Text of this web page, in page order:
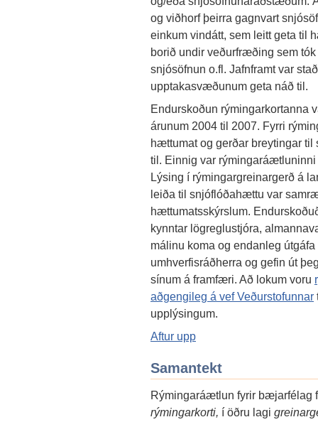
og viðhorf þeirra gagnvart
einkum vindátt, sem leitt geta til
borið undir veðurfræðing sem
snjósöfnun o.fl. Jafnframt var
upptakasvæðunum geta náð til.
Endurskoðun rýmingarkortanna
árunum 2004 til 2007. Fyrri
hættumat og gerðar breytingar
til. Einnig var rýmingaráætluninni
Lýsing í rýmingargreinargerð á
leiða til snjóflóðahættu var
hættumatsskýrslum.
kynntar lögreglustjóra,
málinu koma og endanleg
umhverfisráðherra og gefin út
sínum á framfæri. Að lokum voru
aðgengileg á vef Veðurstofunnar
upplýsingum.
Aftur upp
Samantekt
Rýmingaráætlun fyrir bæjarfélag
rýmingarkorti, í öðru lagi